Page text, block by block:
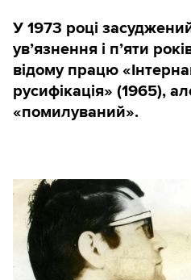
У 1973 році
ув’язнення і п’яти
відому працю
русифікація» (1965),
«помилуваний».